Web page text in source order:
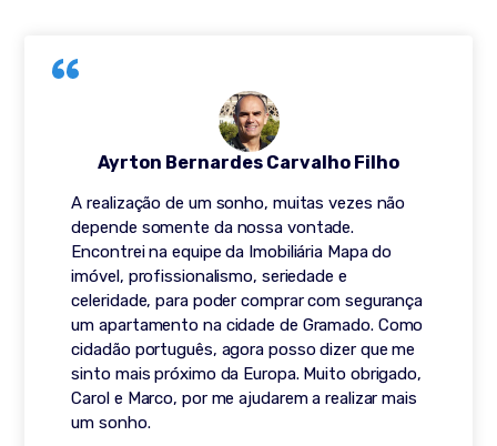
A realização de um sonho, muitas vezes não
depende somente da nossa vontade.
Encontrei na equipe da Imobiliária Mapa do
imóvel, profissionalismo, seriedade e
celeridade, para poder comprar com segurança
um apartamento na cidade de Gramado. Como
cidadão português, agora posso dizer que me
sinto mais próximo da Europa. Muito obrigado,
Carol e Marco, por me ajudarem a realizar mais
um sonho.
Ayrton Bernardes Carvalho Filho